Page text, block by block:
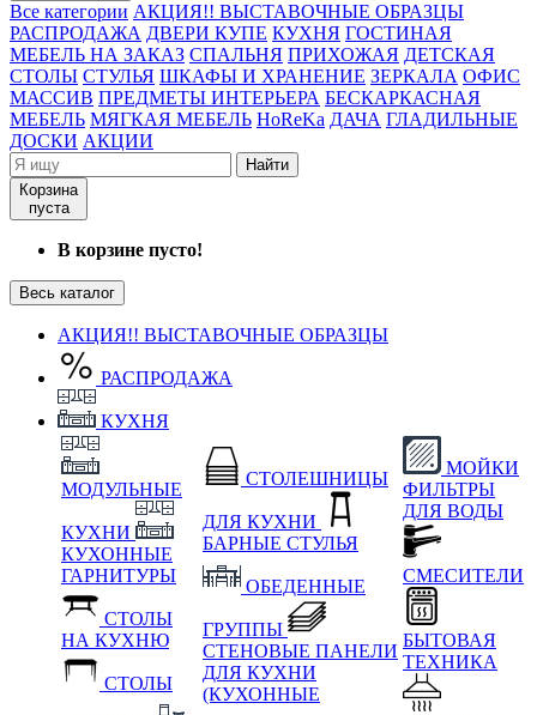
Все категории АКЦИЯ!! ВЫСТАВОЧНЫЕ ОБРАЗЦЫ
РАСПРОДАЖА ДВЕРИ КУПЕ КУХНЯ ГОСТИНАЯ
МЕБЕЛЬ НА ЗАКАЗ СПАЛЬНЯ ПРИХОЖАЯ ДЕТСКАЯ
СТОЛЫ СТУЛЬЯ ШКАФЫ И ХРАНЕНИЕ ЗЕРКАЛА ОФИС
МАССИВ ПРЕДМЕТЫ ИНТЕРЬЕРА БЕСКАРКАСНАЯ
МЕБЕЛЬ МЯГКАЯ МЕБЕЛЬ HoReKa ДАЧА ГЛАДИЛЬНЫЕ
ДОСКИ АКЦИИ
Найти
Корзина
пуста
В корзине пусто!
Весь каталог
АКЦИЯ!! ВЫСТАВОЧНЫЕ ОБРАЗЦЫ
РАСПРОДАЖА
КУХНЯ
МОДУЛЬНЫЕ
КУХНИ
КУХОННЫЕ
ГАРНИТУРЫ
СТОЛЫ
НА КУХНЮ
СТОЛЫ
СТОЛЕШНИЦЫ
ДЛЯ КУХНИ
БАРНЫЕ СТУЛЬЯ
ОБЕДЕННЫЕ
ГРУППЫ
СТЕНОВЫЕ ПАНЕЛИ
ДЛЯ КУХНИ
(КУХОННЫЕ
МОЙКИ
ФИЛЬТРЫ
ДЛЯ ВОДЫ
СМЕСИТЕЛИ
БЫТОВАЯ
ТЕХНИКА